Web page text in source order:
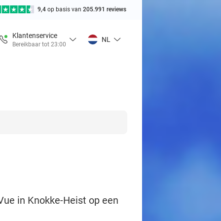
9,4 op basis van 205.991 reviews
Klantenservice
Bereikbaar tot 23:00
NL
in Knokke-Heist op een